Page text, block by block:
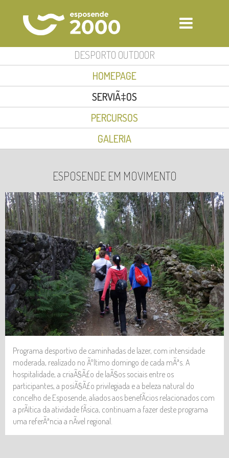
PISCINAS FOZ DO CÃVADO
PISCINAS FORJÃ£ES
GINÃSIO
AULAS DE GRUPO
DAY SPA
AUDITÃ“RIO
INSCRIÃ§ÃΜES
EVENTOS
LOGIN
DESPORTO OUTDOOR
HOMEPAGE
SERVIÃ‡OS
PERCURSOS
GALERIA
ESPOSENDE EM MOVIMENTO
Programa desportivo de caminhadas de lazer, com intensidade
moderada, realizado no Ãºltimo domingo de cada mÃªs. A
hospitalidade, a criaÃ§Ã£o de laÃ§os sociais entre os
participantes, a posiÃ§Ã£o privilegiada e a beleza natural do
concelho de Esposende, aliados aos benefÃ­cios relacionados com
a prÃ¡tica da atividade fÃ­sica, continuam a fazer deste programa
uma referÃªncia a nÃ­vel regional.